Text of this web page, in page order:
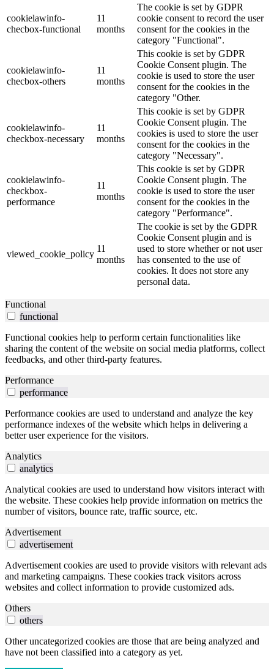
cookielawinfo-
checbox-functional
11
months
The cookie is set by GDPR
cookie consent to record the user
consent for the cookies in the
category "Functional".
cookielawinfo-
checbox-others
11
months
This cookie is set by GDPR
Cookie Consent plugin. The
cookie is used to store the user
consent for the cookies in the
category "Other.
cookielawinfo-
checkbox-necessary
11
months
This cookie is set by GDPR
Cookie Consent plugin. The
cookies is used to store the user
consent for the cookies in the
category "Necessary".
cookielawinfo-
checkbox-
performance
11
months
This cookie is set by GDPR
Cookie Consent plugin. The
cookie is used to store the user
consent for the cookies in the
category "Performance".
viewed_cookie_policy
11
months
The cookie is set by the GDPR
Cookie Consent plugin and is
used to store whether or not user
has consented to the use of
cookies. It does not store any
personal data.
Functional
functional
Functional cookies help to perform certain functionalities like
sharing the content of the website on social media platforms, collect
feedbacks, and other third-party features.
Performance
performance
Performance cookies are used to understand and analyze the key
performance indexes of the website which helps in delivering a
better user experience for the visitors.
Analytics
analytics
Analytical cookies are used to understand how visitors interact with
the website. These cookies help provide information on metrics the
number of visitors, bounce rate, traffic source, etc.
Advertisement
advertisement
Advertisement cookies are used to provide visitors with relevant ads
and marketing campaigns. These cookies track visitors across
websites and collect information to provide customized ads.
Others
others
Other uncategorized cookies are those that are being analyzed and
have not been classified into a category as yet.